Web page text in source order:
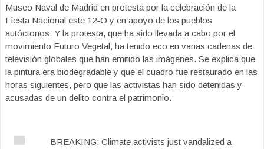
Museo Naval de Madrid en protesta por la celebración de la
Fiesta Nacional este 12-O y en apoyo de los pueblos
autóctonos. Y la protesta, que ha sido llevada a cabo por el
movimiento Futuro Vegetal, ha tenido eco en varias cadenas de
televisión globales que han emitido las imágenes. Se explica que
la pintura era biodegradable y que el cuadro fue restaurado en las
horas siguientes, pero que las activistas han sido detenidas y
acusadas de un delito contra el patrimonio.
BREAKING: Climate activists just vandalized a